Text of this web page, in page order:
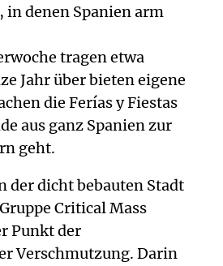
in denen Spanien arm
tragen etwa
Jahr über bieten eigene
die Ferías y Fiestas
aus ganz Spanien zur
geht.
der dicht bebauten Stadt
Critical Mass
Punkt der
Verschmutzung. Darin